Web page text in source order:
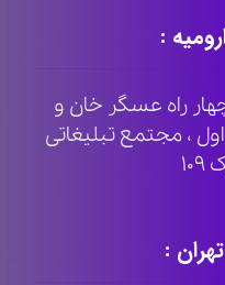
:
، مابین چهار راه عسگر خان و
، مجتمع تبلیغاتی
: